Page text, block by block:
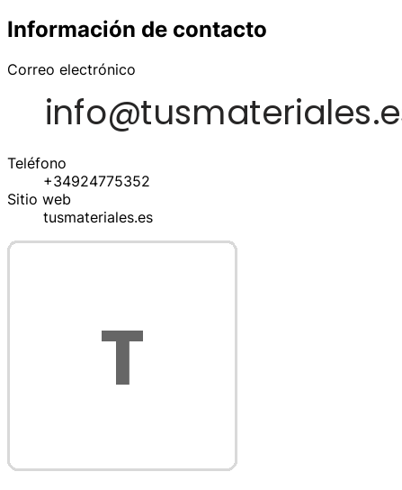
Información de contacto
Correo electrónico
Teléfono
+34924775352
Sitio web
tusmateriales.es